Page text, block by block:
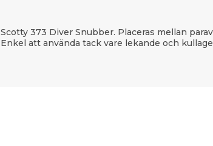
Scotty 373 Diver Snubber. Placeras mellan
Enkel att använda tack vare lekande och